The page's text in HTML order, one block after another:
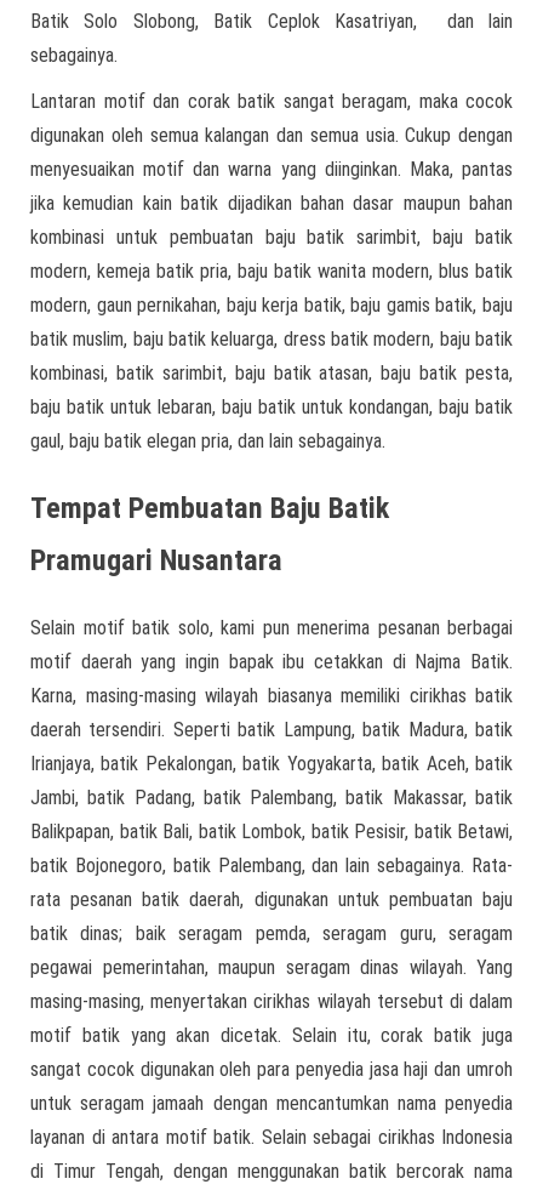
Batik Solo Slobong, Batik Ceplok Kasatriyan, dan lain
sebagainya.
Lantaran motif dan corak batik sangat beragam, maka cocok
digunakan oleh semua kalangan dan semua usia. Cukup dengan
menyesuaikan motif dan warna yang diinginkan. Maka, pantas
jika kemudian kain batik dijadikan bahan dasar maupun bahan
kombinasi untuk pembuatan baju batik sarimbit, baju batik
modern, kemeja batik pria, baju batik wanita modern, blus batik
modern, gaun pernikahan, baju kerja batik, baju gamis batik, baju
batik muslim, baju batik keluarga, dress batik modern, baju batik
kombinasi, batik sarimbit, baju batik atasan, baju batik pesta,
baju batik untuk lebaran, baju batik untuk kondangan, baju batik
gaul, baju batik elegan pria, dan lain sebagainya.
Tempat Pembuatan Baju Batik
Pramugari Nusantara
Selain motif batik solo, kami pun menerima pesanan berbagai
motif daerah yang ingin bapak ibu cetakkan di Najma Batik.
Karna, masing-masing wilayah biasanya memiliki cirikhas batik
daerah tersendiri. Seperti batik Lampung, batik Madura, batik
Irianjaya, batik Pekalongan, batik Yogyakarta, batik Aceh, batik
Jambi, batik Padang, batik Palembang, batik Makassar, batik
Balikpapan, batik Bali, batik Lombok, batik Pesisir, batik Betawi,
batik Bojonegoro, batik Palembang, dan lain sebagainya. Rata-
rata pesanan batik daerah, digunakan untuk pembuatan baju
batik dinas; baik seragam pemda, seragam guru, seragam
pegawai pemerintahan, maupun seragam dinas wilayah. Yang
masing-masing, menyertakan cirikhas wilayah tersebut di dalam
motif batik yang akan dicetak. Selain itu, corak batik juga
sangat cocok digunakan oleh para penyedia jasa haji dan umroh
untuk seragam jamaah dengan mencantumkan nama penyedia
layanan di antara motif batik. Selain sebagai cirikhas Indonesia
di Timur Tengah, dengan menggunakan batik bercorak nama